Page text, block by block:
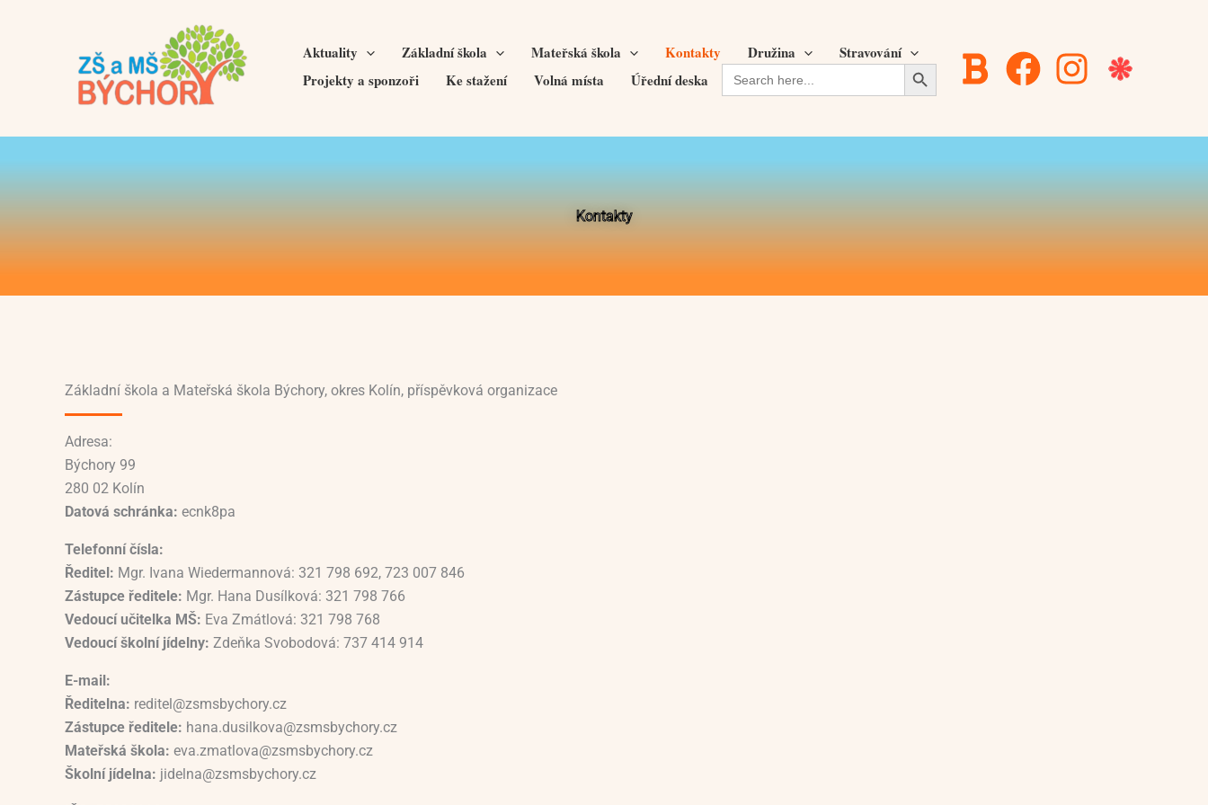
Aktuality Základní škola Mateřská škola Kontakty Družina
Stravování
Projekty a sponzoři
Ke stažení Volná místa Úřední deska Search
for:
Search Button
Kontakty
Základní škola a Mateřská škola Býchory, okres Kolín, příspěvková organizace
Adresa:
Býchory 99
280 02 Kolín
Datová schránka: ecnk8pa
Telefonní čísla:
Ředitel: Mgr. Ivana Wiedermannová: 321 798 692, 723 007 846
Zástupce ředitele: Mgr. Hana Dusílková: 321 798 766
Vedoucí učitelka MŠ: Eva Zmátlová: 321 798 768
Vedoucí školní jídelny: Zdeňka Svobodová: 737 414 914
E-mail:
Ředitelna: reditel@zsmsbychory.cz
Zástupce ředitele: hana.dusilkova@zsmsbychory.cz
Mateřská škola: eva.zmatlova@zsmsbychory.cz
Školní jídelna: jidelna@zsmsbychory.cz